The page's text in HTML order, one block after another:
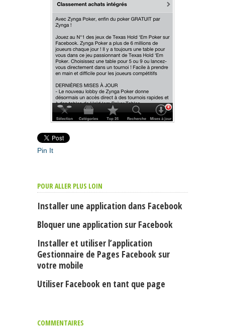
Pin It
POUR ALLER PLUS LOIN
Installer une application dans Facebook
Bloquer une application sur Facebook
Installer et utiliser l’application
Gestionnaire de Pages Facebook sur
votre mobile
Utiliser Facebook en tant que page
COMMENTAIRES